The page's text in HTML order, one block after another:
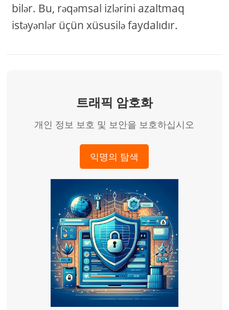
bilər. Bu, rəqəmsal izlərini azaltmaq
istəyənlər üçün xüsusilə faydalıdır.
트래픽 암호화
개인 정보 보호 및 보안을 보호하십시오
익명의 탐색